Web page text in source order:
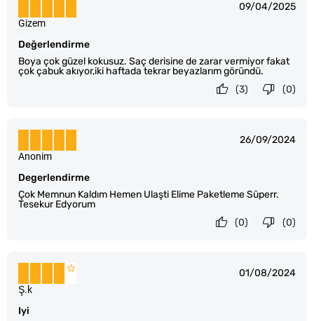
09/04/2025
Değerlendirme
Boya çok güzel kokusuz. Saç derisine de zarar vermiyor fakat
çok çabuk akıyor,iki haftada tekrar beyazlarım göründü.
Gizem
(0)
(3)
26/09/2024
Degerlendirme
Çok Memnun Kaldım Hemen Ulaşti Elime Paketleme Süperr.
Tesekur Edyorum
Anonim
(0)
(0)
01/08/2024
Iyi
Ş.k